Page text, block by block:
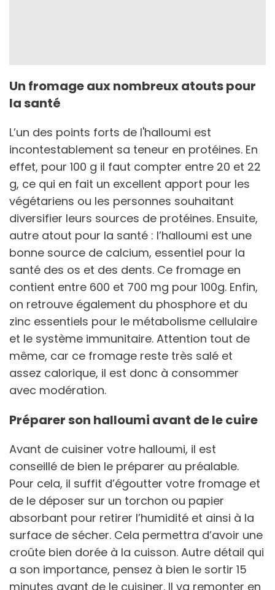
Un fromage aux nombreux atouts pour
la santé
L’un des points forts de l'halloumi est
incontestablement sa teneur en protéines. En
effet, pour 100 g il faut compter entre 20 et 22
g, ce qui en fait un excellent apport pour les
végétariens ou les personnes souhaitant
diversifier leurs sources de protéines. Ensuite,
autre atout pour la santé : l’halloumi est une
bonne source de calcium, essentiel pour la
santé des os et des dents. Ce fromage en
contient entre 600 et 700 mg pour 100g. Enfin,
on retrouve également du phosphore et du
zinc essentiels pour le métabolisme cellulaire
et le système immunitaire. Attention tout de
même, car ce fromage reste très salé et
assez calorique, il est donc à consommer
avec modération.
Préparer son halloumi avant de le cuire
Avant de cuisiner votre halloumi, il est
conseillé de bien le préparer au préalable.
Pour cela, il suffit d’égoutter votre fromage et
de le déposer sur un torchon ou papier
absorbant pour retirer l’humidité et ainsi à la
surface de sécher. Cela permettra d’avoir une
croûte bien dorée à la cuisson. Autre détail qui
a son importance, pensez à bien le sortir 15
minutes avant de le cuisiner. Il va remonter en